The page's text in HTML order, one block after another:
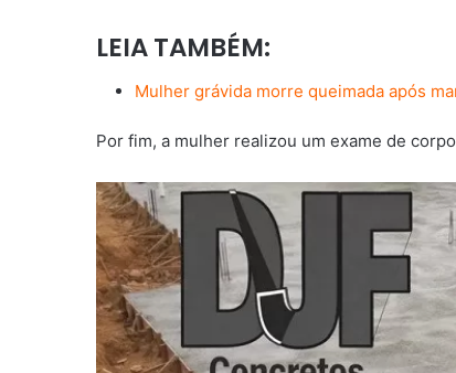
LEIA TAMBÉM:
Mulher grávida morre queimada após
Por fim, a mulher realizou um exame de